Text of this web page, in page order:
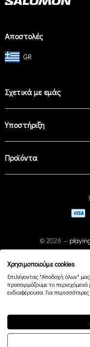
Αποστολές
GR
Σχετικά με εμάς
Υποστήριξη
Προϊόντα
© 2026 —
Χρησιμοποιούμε cookies
Επιλέγοντας "Αποδοχή όλων"
προσαρμόζουμε το περιεχόμενό
ενδιαφέρουσα. Για